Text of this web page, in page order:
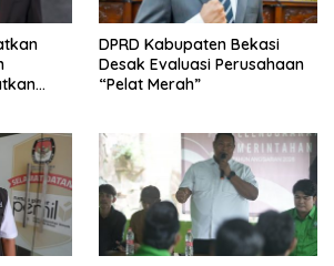
DPRD Kabupaten Bekasi
Desak Evaluasi Perusahaan
“Pelat Merah”